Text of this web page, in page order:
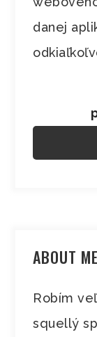
danej
ABOUT ME
Robím
squellý